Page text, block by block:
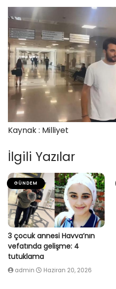
Kaynak : Milliyet
İlgili Yazılar
GÜNDEM
3 çocuk annesi Havva’nın
vefatında gelişme: 4
tutuklama
admin Haziran 20, 2026